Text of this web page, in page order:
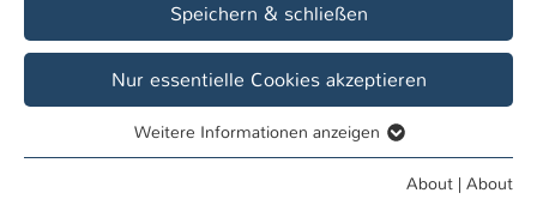
Enrollment from germany
Entry Requirements
Deadlines
Applying for a Bachelor’s degree course
Speichern & schließen
Nur essentielle Cookies akzeptieren
Essentielle Cookies werden für grundlegende Funktionen
Weitere Informationen anzeigen
About | About